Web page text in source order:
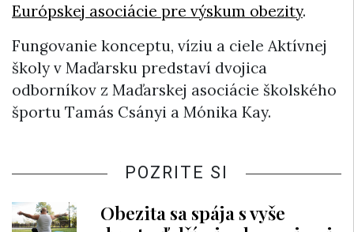
Európskej asociácie pre výskum obezity.
Fungovanie konceptu, víziu a ciele Aktívnej
školy v Maďarsku predstaví dvojica
odborníkov z Maďarskej asociácie školského
športu Tamás Csányi a Mónika Kay.
POZRITE SI
Obezita sa spája s vyše